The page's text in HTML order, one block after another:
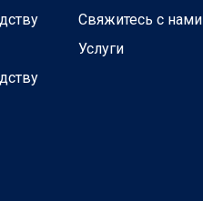
Свяжитесь с нами
Услуги